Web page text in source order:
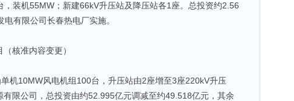
装机55MW；新建66kV升压站及降压站各1座。总投资约2.56
有限公司长春热电厂实施。
核准内容变更）
机10MW风电机组100台，升压站由2座增至3座220kV升压
限公司，总投资由约52.995亿元调减至约49.518亿元，其余